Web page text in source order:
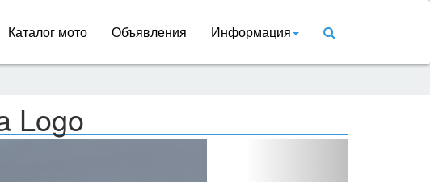
Каталог мото Объявления Информация
Logo